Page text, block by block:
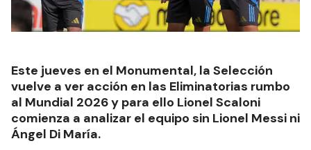
Este jueves en el Monumental, la Selección
vuelve a ver acción en las Eliminatorias rumbo
al Mundial 2026 y para ello Lionel Scaloni
comienza a analizar el equipo sin Lionel Messi ni
Ángel Di María.